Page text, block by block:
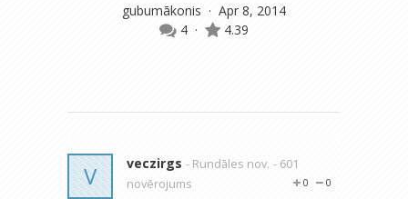
gubumākonis · Apr 8, 2014
4 · 4.39
V veczirgs - Rundāles nov. - 601
novērojums
0
0